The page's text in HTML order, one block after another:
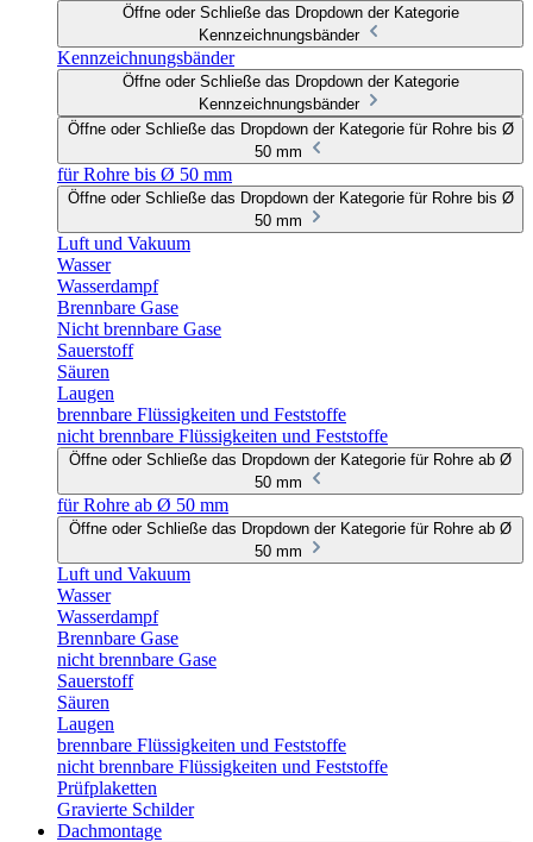
Öffne oder Schließe das Dropdown der Kategorie
Kennzeichnungsbänder
Kennzeichnungsbänder
Öffne oder Schließe das Dropdown der Kategorie
Kennzeichnungsbänder
Öffne oder Schließe das Dropdown der Kategorie für Rohre bis Ø
50 mm
für Rohre bis Ø 50 mm
Öffne oder Schließe das Dropdown der Kategorie für Rohre bis Ø
50 mm
Luft und Vakuum
Wasser
Wasserdampf
Brennbare Gase
Nicht brennbare Gase
Sauerstoff
Säuren
Laugen
brennbare Flüssigkeiten und Feststoffe
nicht brennbare Flüssigkeiten und Feststoffe
Öffne oder Schließe das Dropdown der Kategorie für Rohre ab Ø
50 mm
für Rohre ab Ø 50 mm
Öffne oder Schließe das Dropdown der Kategorie für Rohre ab Ø
50 mm
Luft und Vakuum
Wasser
Wasserdampf
Brennbare Gase
nicht brennbare Gase
Sauerstoff
Säuren
Laugen
brennbare Flüssigkeiten und Feststoffe
nicht brennbare Flüssigkeiten und Feststoffe
Prüfplaketten
Gravierte Schilder
Dachmontage